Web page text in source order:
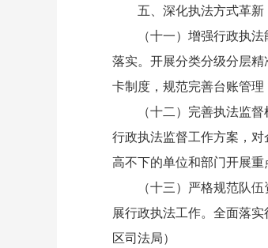
五、深化执法方式革新，
（十一）增强行政执法能
落实。开展分类分级分层
卡制度，规范完善台账管理
（十二）完善执法监督机
行政执法监督工作方案，
高不下的单位和部门开展重
（十三）严格规范队伍资
展行政执法工作。全面落
区司法局）